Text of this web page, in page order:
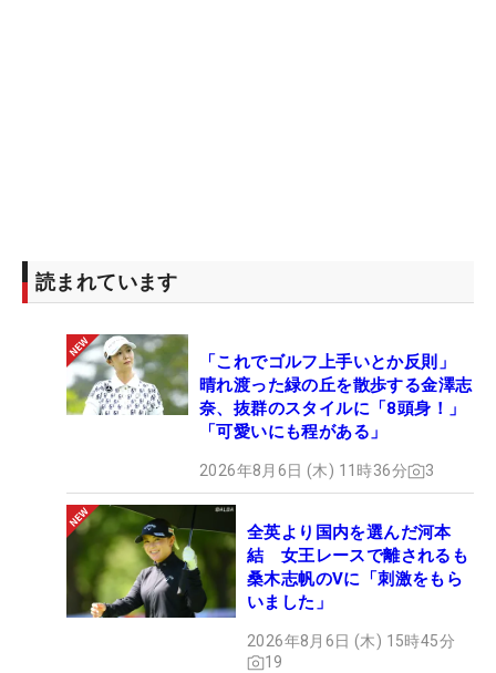
読まれています
「これでゴルフ上手いとか反則」
晴れ渡った緑の丘を散歩する金澤志
奈、抜群のスタイルに「8頭身！」
「可愛いにも程がある」
2026年8月6日 (木) 11時36分 3
全英より国内を選んだ河本
結 女王レースで離されるも
桑木志帆のVに「刺激をもら
いました」
2026年8月6日 (木) 15時45分
19